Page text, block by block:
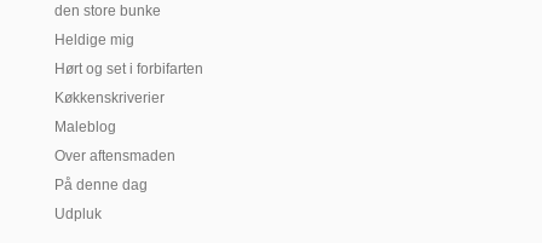
den store bunke
Heldige mig
Hørt og set i forbifarten
Køkkenskriverier
Maleblog
Over aftensmaden
På denne dag
Udpluk